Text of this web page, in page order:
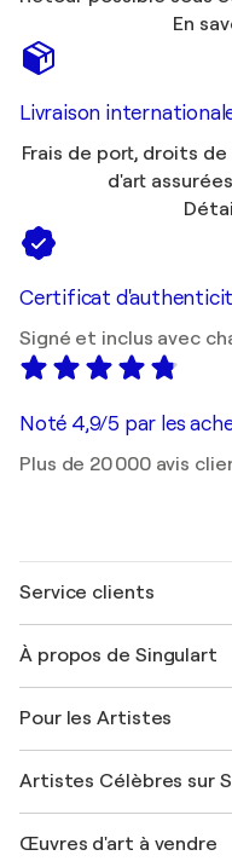
En
Livraison
Frais de port, droits
d'art
Certificat
Signé et inclus avec
Noté 4,9/5 par les
Plus de 20 000 avis
Service clients
Expédition
Offrir une carte cadeau
Rejoignez notre
Mon compte
+33 1 76 44 06 42
À propos de Singulart
FAQ
Magazine Singulart
Emplois
Découvrez une
Pour les Artistes
Se connecter en tant
Artistes Célèbres sur
Marc Chagall
Œuvres d'art à vendre